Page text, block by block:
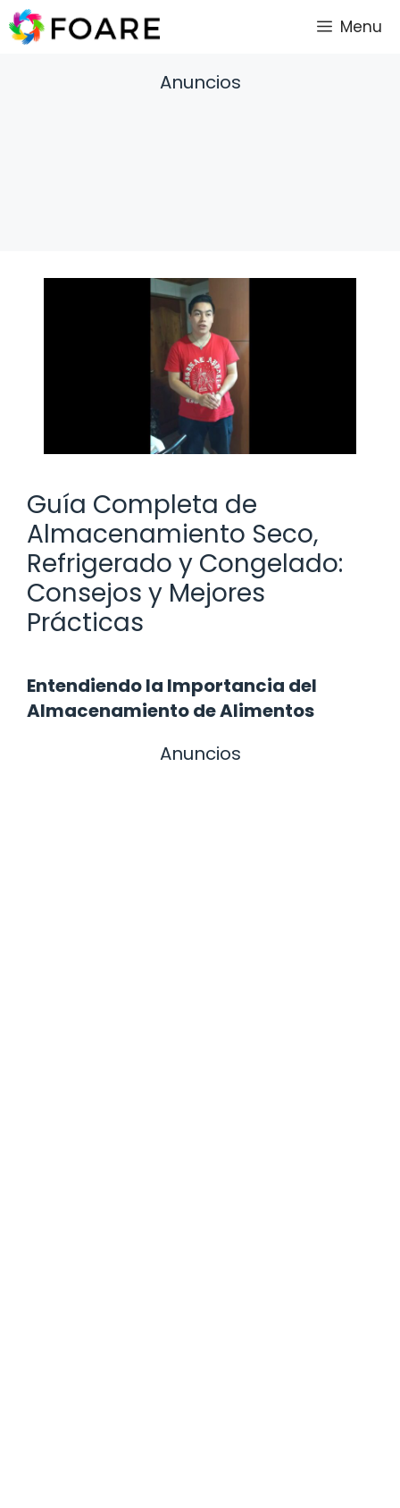
Saltar
al
Menu
Anuncios
Guía Completa de
Almacenamiento Seco,
Refrigerado y Congelado:
Consejos y Mejores
Prácticas
Entendiendo la Importancia del
Almacenamiento de Alimentos
Anuncios